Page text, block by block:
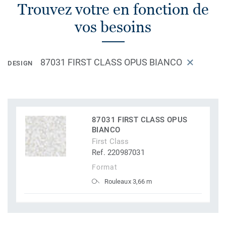
Trouvez votre en fonction de
vos besoins
DESIGN 87031 FIRST CLASS OPUS BIANCO
87031 FIRST CLASS OPUS
BIANCO
First Class
Ref. 220987031
Format
Rouleaux 3,66 m